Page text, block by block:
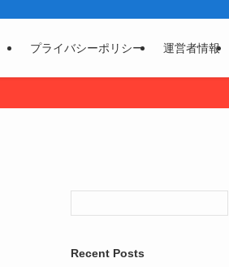
プライバシーポリシー 運営者情報
Recent Posts